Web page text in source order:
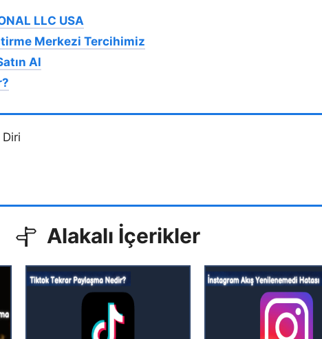
LLC USA
Merkezi Tercihimiz
Al
Alakalı İçerikler